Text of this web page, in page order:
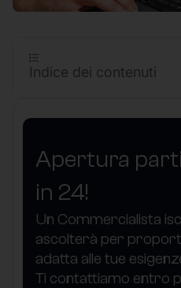
Apertura
in 24!
Un Commercialista
ascolterà per
adatta alle tue
Ti contattiamo entro
Indice dei contenuti